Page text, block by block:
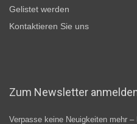
Gelistet werden
Kontaktieren Sie uns
Zum Newsletter
Verpasse keine Neuigkeiten mehr